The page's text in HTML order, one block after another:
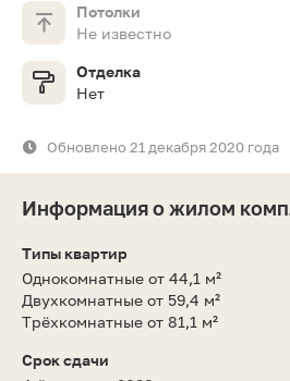
Потолки
Не известно
Отделка
Нет
Обновлено 21 декабря 2020 года
Информация о жилом
Типы квартир
Однокомнатные от 44,1 м²
Двухкомнатные от 59,4 м²
Трёхкомнатные от 81,1 м²
Срок сдачи